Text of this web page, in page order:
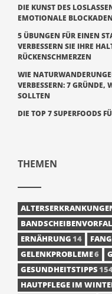
DIE KUNST DES
EMOTIONALE
5 ÜBUNGEN FÜR EINEN
VERBESSERN SIE IHRE
RÜCKENSCHMERZEN
WIE
VERBESSERN: 7 GRÜNDE,
SOLLTEN
DIE TOP 7 SUPERFOODS
THEMEN
ERNÄHRUNG14
GELENKPROBLEME6
GESUNDHEITSTIPPS
HAUTPFLEGE IM